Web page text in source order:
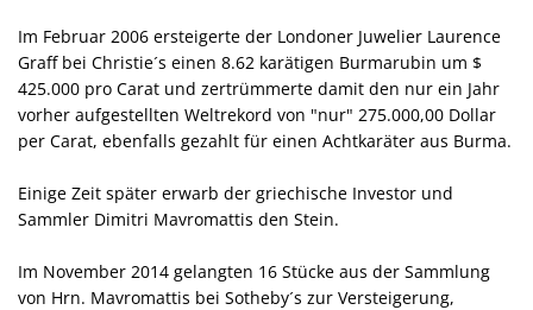
Im Februar 2006 ersteigerte der Londoner Juwelier Laurence
Graff bei Christie´s einen 8.62 karätigen Burmarubin um $
425.000 pro Carat und zertrümmerte damit den nur ein Jahr
vorher aufgestellten Weltrekord von "nur" 275.000,00 Dollar
per Carat, ebenfalls gezahlt für einen Achtkaräter aus Burma.
Einige Zeit später erwarb der griechische Investor und
Sammler Dimitri Mavromattis den Stein.
Im November 2014 gelangten 16 Stücke aus der Sammlung
von Hrn. Mavromattis bei Sotheby´s zur Versteigerung,